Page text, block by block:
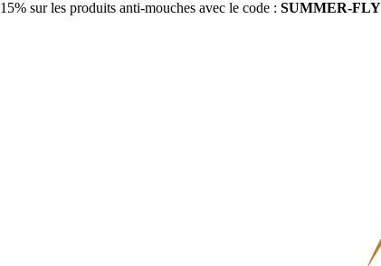
15% sur les produits anti-mouches avec le code : SUMMER-